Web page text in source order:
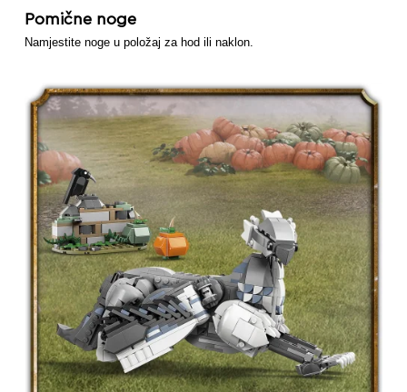
Pomične noge
Namjestite noge u položaj za hod ili naklon.